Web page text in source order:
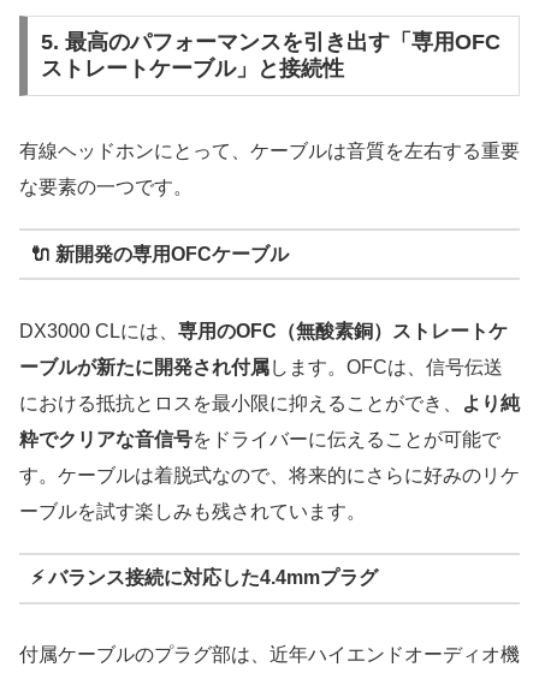
5. 最高のパフォーマンスを引き出す「専用OFC
ストレートケーブル」と接続性
有線ヘッドホンにとって、ケーブルは音質を左右する重要
な要素の一つです。
🔌 新開発の専用OFCケーブル
DX3000 CLには、 専用のOFC（無酸素銅）ストレートケ
ーブルが新たに開発され付属します。OFCは、信号伝送
における抵抗とロスを最小限に抑えることができ、
より純
粋でクリアな音信号をドライバーに伝えることが可能で
す。ケーブルは着脱式なので、将来的にさらに好みのリケ
ーブルを試す楽しみも残されています。
⚡️バランス接続に対応した4.4mmプラグ
付属ケーブルのプラグ部は、近年ハイエンドオーディオ機